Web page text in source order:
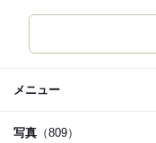
メニュー
写真 （809）